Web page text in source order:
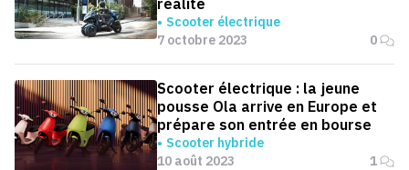
Scooter électrique
7 octobre 2023
0
Scooter électrique : la jeune
pousse Ola arrive en Europe et
prépare son entrée en bourse
Scooter hybride
10 août 2023
1